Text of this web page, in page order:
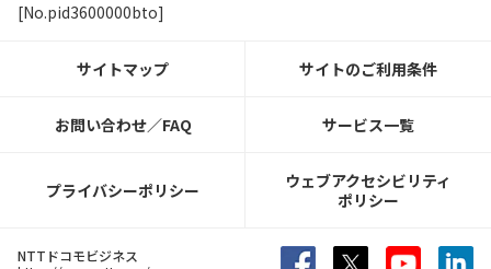
[No.pid3600000bto]
サイトマップ サイトのご利用条件
お問い合わせ／FAQ サービス一覧
プライバシーポリシー
ウェブアクセシビリティ
ポリシー
NTTドコモビジネス